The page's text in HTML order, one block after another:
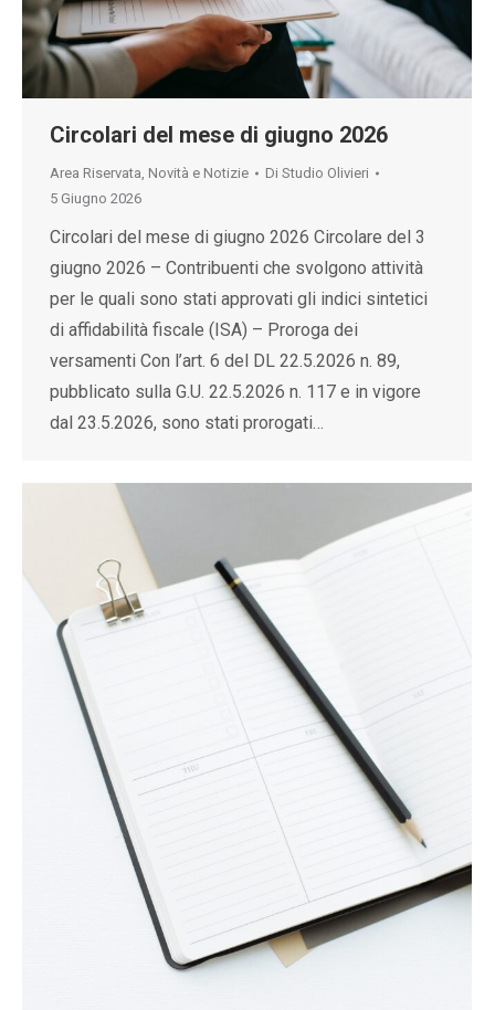
Circolari del mese di giugno 2026
Area Riservata, Novità e Notizie Di Studio Olivieri
5 Giugno 2026
Circolari del mese di giugno 2026 Circolare del 3
giugno 2026 – Contribuenti che svolgono attività
per le quali sono stati approvati gli indici sintetici
di affidabilità fiscale (ISA) – Proroga dei
versamenti Con l’art. 6 del DL 22.5.2026 n. 89,
pubblicato sulla G.U. 22.5.2026 n. 117 e in vigore
dal 23.5.2026, sono stati prorogati…